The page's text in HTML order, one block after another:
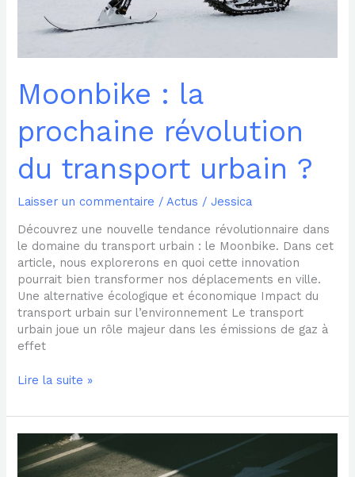
Moonbike : la
prochaine révolution
du transport urbain ?
Laisser un commentaire / Actus /Jessica
Découvrez une nouvelle tendance révolutionnaire dans
le domaine du transport urbain : le Moonbike. Dans cet
article, nous explorerons en quoi cette innovation
pourrait bien transformer nos déplacements en ville.
Une alternative écologique et économique Impact du
transport urbain sur l’environnement Le transport
urbain joue un rôle majeur dans les émissions de gaz à
effet
Lire la suite »
Pourquoi
les
trottinettes